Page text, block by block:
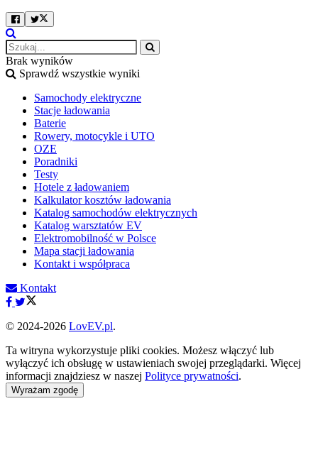
Brak wyników
Sprawdź wszystkie wyniki
Samochody elektryczne
Stacje ładowania
Baterie
Rowery, motocykle i UTO
OZE
Poradniki
Testy
Hotele z ładowaniem
Kalkulator kosztów ładowania
Katalog samochodów elektrycznych
Katalog warsztatów EV
Elektromobilność w Polsce
Mapa stacji ładowania
Kontakt i współpraca
Kontakt
© 2024-2026 LovEV.pl.
Ta witryna wykorzystuje pliki cookies. Możesz włączyć lub
wyłączyć ich obsługę w ustawieniach swojej przeglądarki. Więcej
informacji znajdziesz w naszej Polityce prywatności.
Wyrażam zgodę